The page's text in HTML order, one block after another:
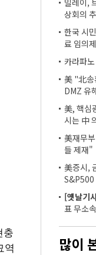
충
역
밀레이,
상회의
한국 시
료 임의
카라파
美 "北송
DMZ 유
美, 핵심
시는 中
美재무
들 제재"
美증시,
S&P500
[옛날기
표 무소
많이